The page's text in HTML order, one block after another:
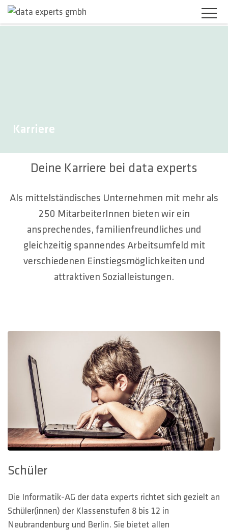
KARRIERE
KONTAKT
HOTLINES
Suche
Karriere
Deine Karriere bei data experts
Als mittelständisches Unternehmen mit mehr als
250 MitarbeiterInnen bieten wir ein
ansprechendes, familienfreundliches und
gleichzeitig spannendes Arbeitsumfeld mit
verschiedenen Einstiegsmöglichkeiten und
attraktiven Sozialleistungen.
Schüler
Die Informatik-AG der data experts richtet sich gezielt an
Schüler(innen) der Klassenstufen 8 bis 12 in
Neubrandenburg und Berlin. Sie bietet allen